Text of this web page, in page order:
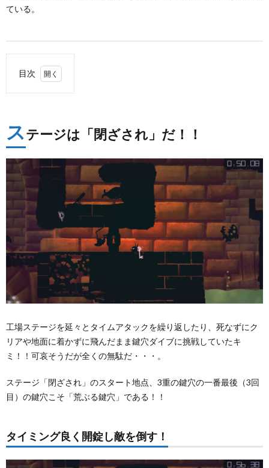
ている。
目次
1.
「閉ざ
され」
だ！！
1.1.
タイミ
ング良
く開錠
倒す！
ステージは「閉ざされ」だ！！
工場ステージを延々とタイムアタックを繰り返したり、死なずにク
リアや地面に着かずに飛んだまま鍵穴ダイブに挑戦していたキ
ミ！！可哀そうだが全くの無駄だ・・・。
ステージ「閉ざされ」のスタート地点、3重の鍵穴の一番最後（3回
目）の鍵穴こそ「荒ぶる鍵穴」である！！
タイミング良く開錠し敵を倒す！